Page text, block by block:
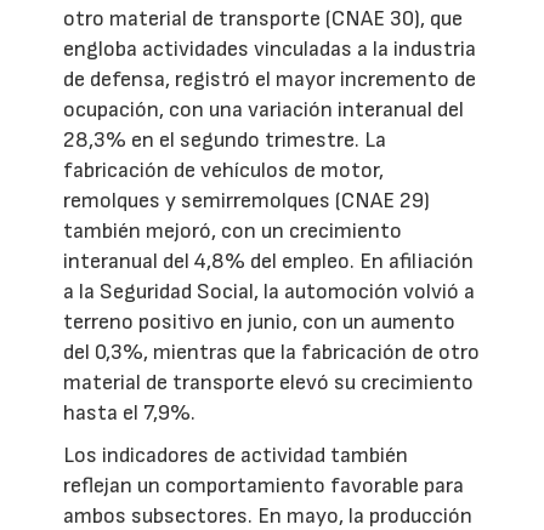
otro material de transporte (CNAE 30), que
engloba actividades vinculadas a la industria
de defensa, registró el mayor incremento de
ocupación, con una variación interanual del
28,3% en el segundo trimestre. La
fabricación de vehículos de motor,
remolques y semirremolques (CNAE 29)
también mejoró, con un crecimiento
interanual del 4,8% del empleo. En afiliación
a la Seguridad Social, la automoción volvió a
terreno positivo en junio, con un aumento
del 0,3%, mientras que la fabricación de otro
material de transporte elevó su crecimiento
hasta el 7,9%.
Los indicadores de actividad también
reflejan un comportamiento favorable para
ambos subsectores. En mayo, la producción